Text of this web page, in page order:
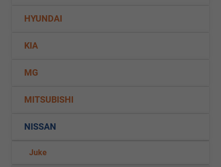
HYUNDAI
KIA
MG
MITSUBISHI
NISSAN
Juke